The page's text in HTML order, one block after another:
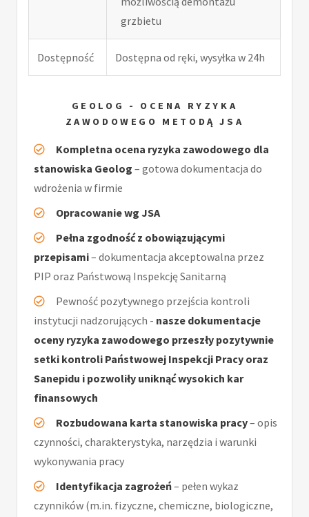
grzbietu
Dostępność Dostępna od ręki, wysyłka w 24h
GEOLOG - OCENA RYZYKA
ZAWODOWEGO METODĄ JSA
Kompletna ocena ryzyka zawodowego dla
stanowiska Geolog – gotowa dokumentacja do
wdrożenia w firmie
Opracowanie wg JSA
Pełna zgodność z obowiązującymi
przepisami– dokumentacja akceptowalna przez
PIP oraz Państwową Inspekcję Sanitarną
Pewność pozytywnego przejścia kontroli
instytucji nadzorujących - nasze dokumentacje
oceny ryzyka zawodowego przeszły pozytywnie
setki kontroli Państwowej Inspekcji Pracy oraz
Sanepidu i pozwoliły uniknąć wysokich kar
finansowych
Rozbudowana karta stanowiska pracy– opis
czynności, charakterystyka, narzędzia i warunki
wykonywania pracy
Identyfikacja zagrożeń– pełen wykaz
czynników (m.in. fizyczne, chemiczne, biologiczne,